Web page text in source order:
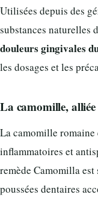
Utilisées depuis des
substances naturelles
douleurs gingivales
les dosages et les
La camomille,
La camomille romaine
inflammatoires et
remède Camomilla
poussées dentaires